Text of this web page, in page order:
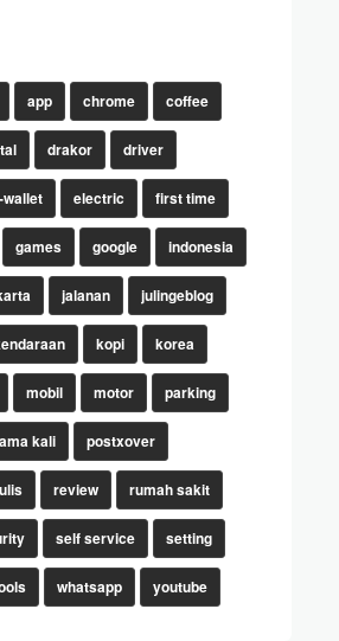
app chrome coffee
drakor driver
wallet electric first time
games google indonesia
jalanan julingeblog
kopi korea
mobil motor parking
kali postxover
review rumah sakit
self service setting
whatsapp youtube